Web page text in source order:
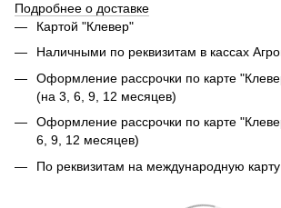
Подробнее о доставке
Картой "Клевер"
Наличными по реквизитам в кассах
Оформление рассрочки по карте
(на 3, 6, 9, 12 месяцев)
Оформление рассрочки по карте
6, 9, 12 месяцев)
По реквизитам на международную